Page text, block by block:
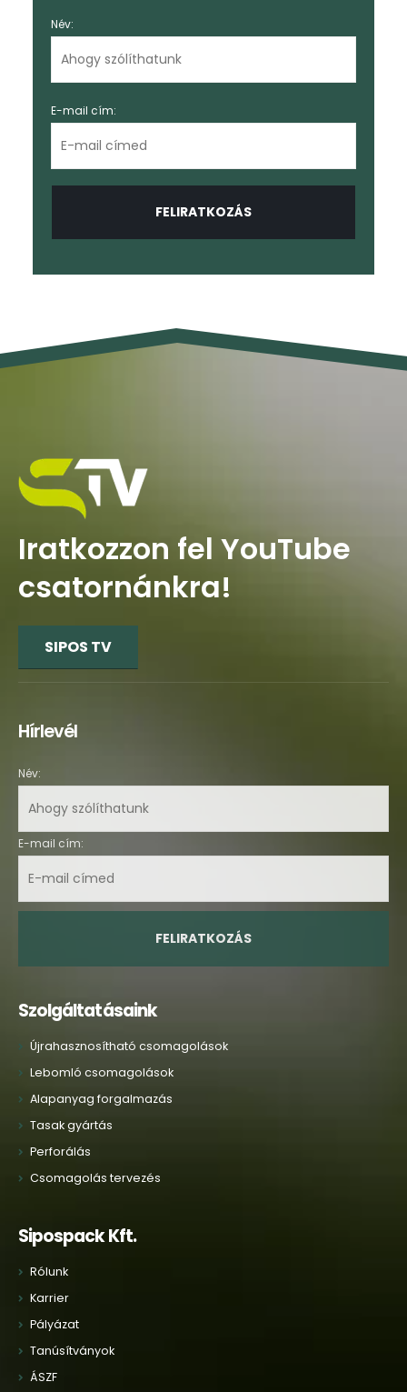
Név:
E-mail cím:
Iratkozzon fel YouTube
csatornánkra!
SIPOS TV
Hírlevél
Név:
E-mail cím:
Szolgáltatásaink
Újrahasznosítható csomagolások
Lebomló csomagolások
Alapanyag forgalmazás
Tasak gyártás
Perforálás
Csomagolás tervezés
Sipospack Kft.
Rólunk
Karrier
Pályázat
Tanúsítványok
ÁSZF